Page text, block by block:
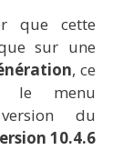
que cette
sur une
, ce
le menu
du
10.4.6